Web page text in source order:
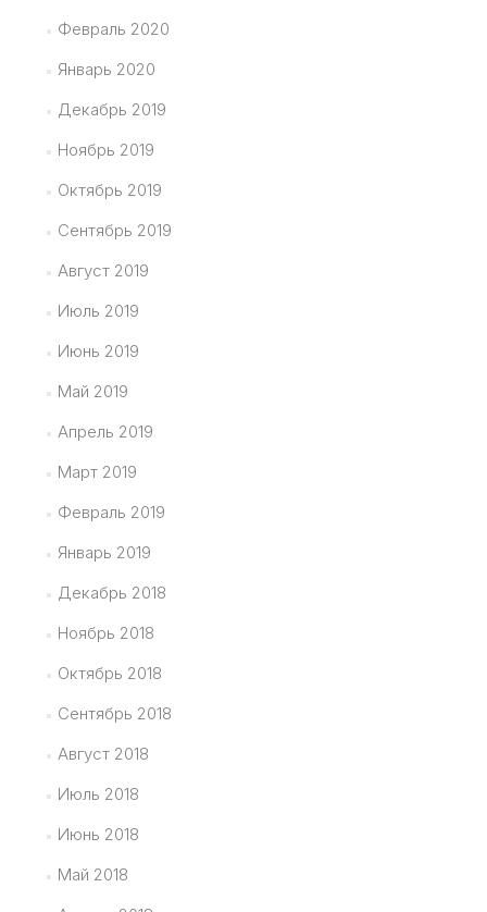
Февраль 2020
Январь 2020
Декабрь 2019
Ноябрь 2019
Октябрь 2019
Сентябрь 2019
Август 2019
Июль 2019
Июнь 2019
Май 2019
Апрель 2019
Март 2019
Февраль 2019
Январь 2019
Декабрь 2018
Ноябрь 2018
Октябрь 2018
Сентябрь 2018
Август 2018
Июль 2018
Июнь 2018
Май 2018